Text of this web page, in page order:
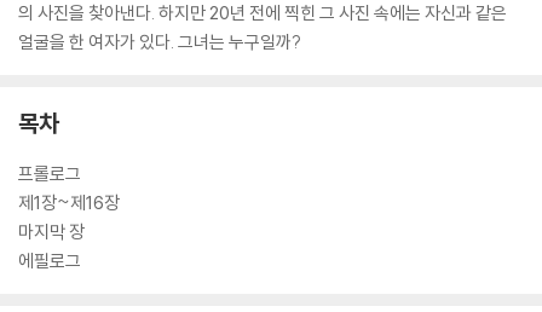
의 사진을 찾아낸다. 하지만 20년 전에 찍힌 그 사진 속에는 자신과 같은
얼굴을 한 여자가 있다. 그녀는 누구일까?
목차
프롤로그
제1장~제16장
마지막 장
에필로그